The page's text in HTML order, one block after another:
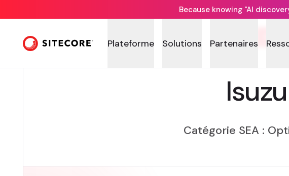
Because knowing "AI
Plateforme Solutions Partenaires
Catégorie SEA :